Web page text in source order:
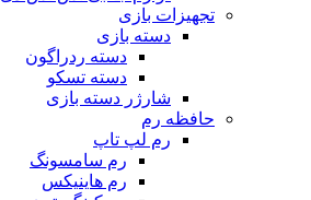
تجهیزات بازی
دسته بازی
دسته ردراگون
دسته تسکو
شارژر دسته بازی
حافظه رم
رم لپ تاپ
رم سامسونگ
رم هاینیکس